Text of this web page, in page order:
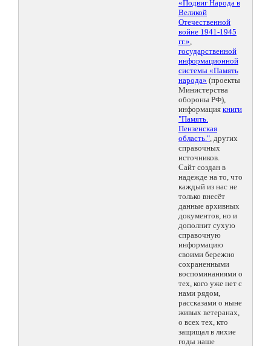
«Подвиг Народа в
Великой
Отечественной
войне 1941-1945
гг.»,
государственной
информационной
системы «Память
народа» (проекты
Министерства
обороны РФ),
информация книги
"Память.
Пензенская
область.", других
справочных
источников.
Сайт создан в
надежде на то, что
каждый из нас не
только внесёт
данные архивных
документов, но и
дополнит сухую
справочную
информацию
своими бережно
сохраненными
воспоминаниями о
тех, кого уже нет с
нами рядом,
рассказами о ныне
живых ветеранах,
о всех тех, кто
защищал в лихие
годы наше